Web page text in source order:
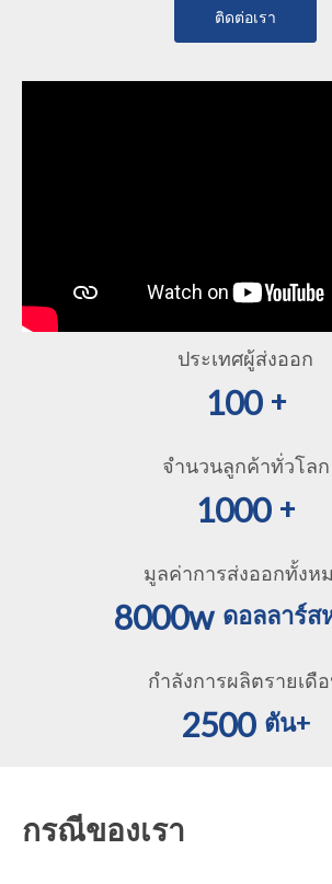
ติดต่อเรา
ประเทศผู้ส่งออก
100 +
จำนวนลูกค้าทั่วโลก
1000 +
มูลค่าการส่งออกทั้งห
8000w ดอลลาร์ส
กำลังการผลิตรายเดื
2500 ตัน+
กรณีของเรา